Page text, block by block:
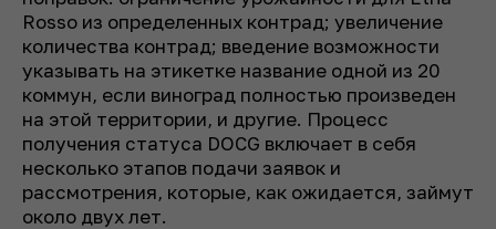
Rosso из определенных контрад; увеличение
количества контрад; введение возможности
указывать на этикетке название одной из 20
коммун, если виноград полностью произведен
на этой территории, и другие. Процесс
получения статуса DOCG включает в себя
несколько этапов подачи заявок и
рассмотрения, которые, как ожидается, займут
около двух лет.